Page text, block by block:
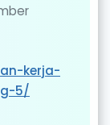
kerja-
5/